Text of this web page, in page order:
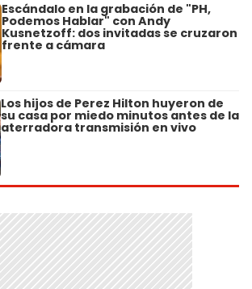
Escándalo en la grabación de "PH,
Podemos Hablar" con Andy
Kusnetzoff: dos invitadas se cruzaron
frente a cámara
Los hijos de Perez Hilton huyeron de
su casa por miedo minutos antes de la
aterradora transmisión en vivo